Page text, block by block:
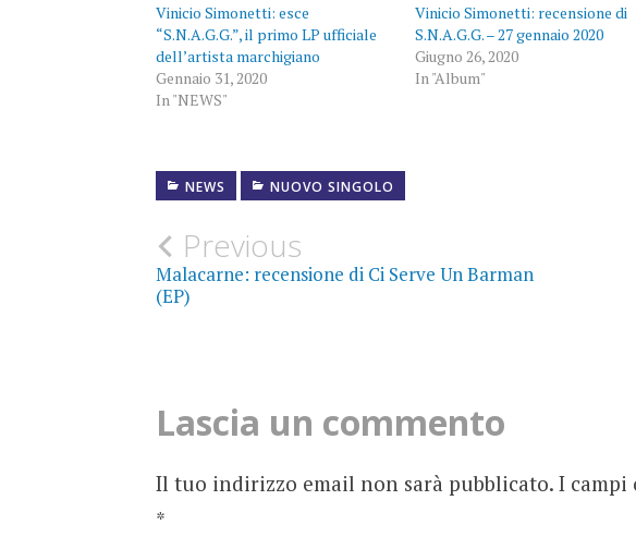
Vinicio Simonetti: esce
“S.N.A.G.G.”, il primo LP ufficiale
dell’artista marchigiano
Gennaio 31, 2020
In "NEWS"
Vinicio Simonetti: recensione di
S.N.A.G.G. – 27 gennaio 2020
Giugno 26, 2020
In "Album"
NEWS NUOVO SINGOLO
ARTLOVER
PROMOTIONS
FOTOGRAFIE
ROCK
S.N.A.G.G.
GOOD
Post
navigation
Previous
Malacarne: recensione di Ci Serve Un Barman
(EP)
Lascia un commento
Il tuo indirizzo email non sarà pubblicato. I campi
*